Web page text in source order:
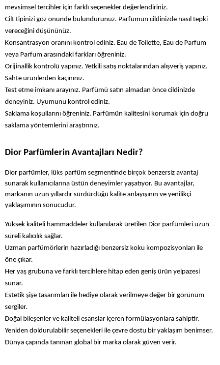
mevsimsel tercihler için farklı seçenekler değerlendiriniz.
Cilt tipinizi göz önünde bulundurunuz. Parfümün cildinizde nasıl tepki
vereceğini düşününüz.
Konsantrasyon oranını kontrol ediniz. Eau de Toilette, Eau de Parfum
veya Parfum arasındaki farkları öğreniniz.
Orijinallik kontrolü yapınız. Yetkili satış noktalarından alışveriş yapınız.
Sahte ürünlerden kaçınınız.
Test etme imkanı arayınız. Parfümü satın almadan önce cildinizde
deneyiniz. Uyumunu kontrol ediniz.
Saklama koşullarını öğreniniz. Parfümün kalitesini korumak için doğru
saklama yöntemlerini araştırınız.
Dior Parfümlerin Avantajları Nedir?
Dior parfümler, lüks parfüm segmentinde birçok benzersiz avantaj
sunarak kullanıcılarına üstün deneyimler yaşatıyor. Bu avantajlar,
markanın uzun yıllardır sürdürdüğü kalite anlayışının ve yenilikçi
yaklaşımının sonucudur.
Yüksek kaliteli hammaddeler kullanılarak üretilen Dior parfümleri uzun
süreli kalıcılık sağlar.
Uzman parfümörlerin hazırladığı benzersiz koku kompozisyonları ile
öne çıkar.
Her yaş grubuna ve farklı tercihlere hitap eden geniş ürün yelpazesi
sunar.
Estetik şişe tasarımları ile hediye olarak verilmeye değer bir görünüm
sergiler.
Doğal bileşenler ve kaliteli esanslar içeren formülasyonlara sahiptir.
Yeniden doldurulabilir seçenekleri ile çevre dostu bir yaklaşım benimser.
Dünya çapında tanınan global bir marka olarak güven verir.